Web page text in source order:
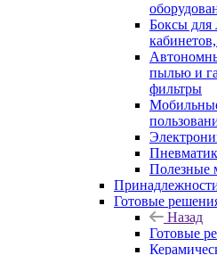
Боксы для
пылью и
фильтры
Полезные
Готовые
Назад
Готовые